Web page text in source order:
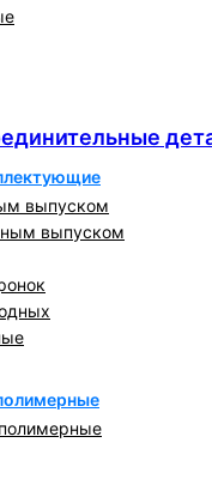
выпуском
выпуском